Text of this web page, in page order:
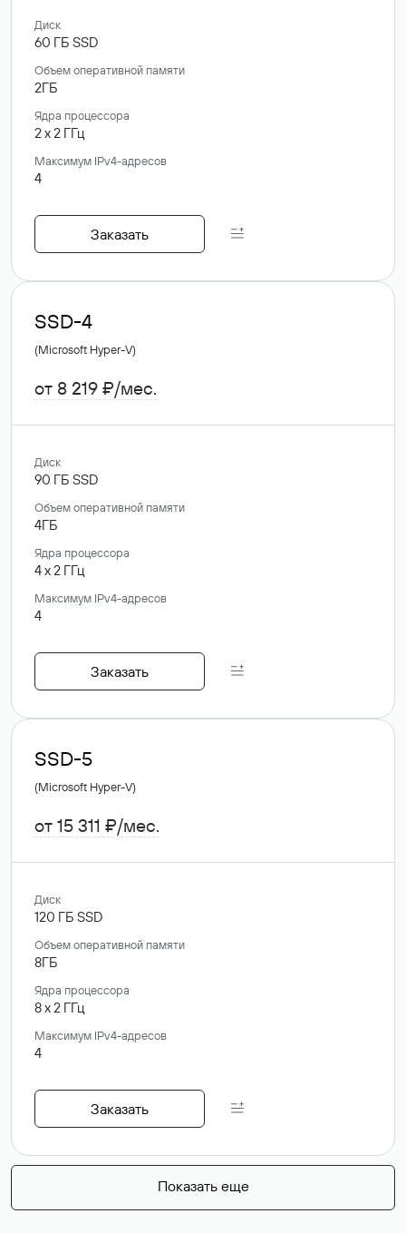
Диск
60 ГБ SSD
Объем оперативной памяти
2ГБ
Ядра процессора
2x2 ГГц
Максимум IPv4-адресов
4
Заказать
SSD-4
(Microsoft Hyper-V)
от 8 219 ₽/мес.
Диск
90 ГБ SSD
Объем оперативной памяти
4ГБ
Ядра процессора
4x2 ГГц
Максимум IPv4-адресов
4
Заказать
SSD-5
(Microsoft Hyper-V)
от 15 311 ₽/мес.
Диск
120 ГБ SSD
Объем оперативной памяти
8ГБ
Ядра процессора
8x2 ГГц
Максимум IPv4-адресов
4
Заказать
Показать еще